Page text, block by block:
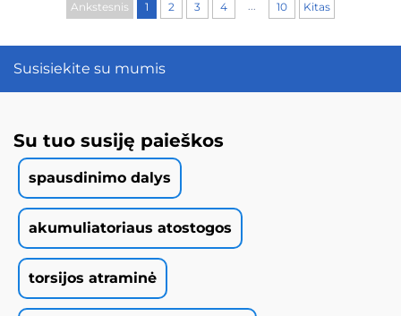
ir profesionalų estetiką lyginant su plastikiniais
Ankstesnis 1 2 3 4 ... 10 Kitas
Susisiekite su mumis
Su tuo susiję paieškos
spausdinimo dalys
akumuliatoriaus atostogos
torsijos atraminė